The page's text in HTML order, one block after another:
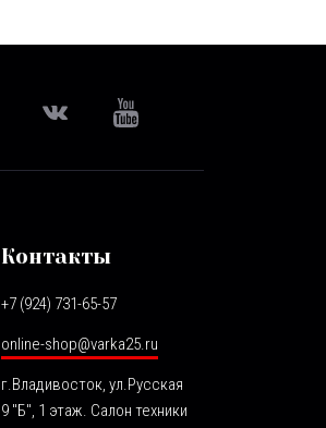
Контакты
+7 (924) 731-65-57
online-shop@varka25.ru
г.Владивосток, ул.Русская
9 "Б", 1 этаж. Салон техники